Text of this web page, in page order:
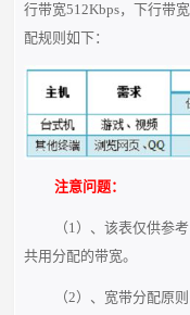
行带宽512Kbps，下行带
配规则如下：
注意问题：
（1）、该表仅供参
共用分配的带宽。
（2）、宽带分配原